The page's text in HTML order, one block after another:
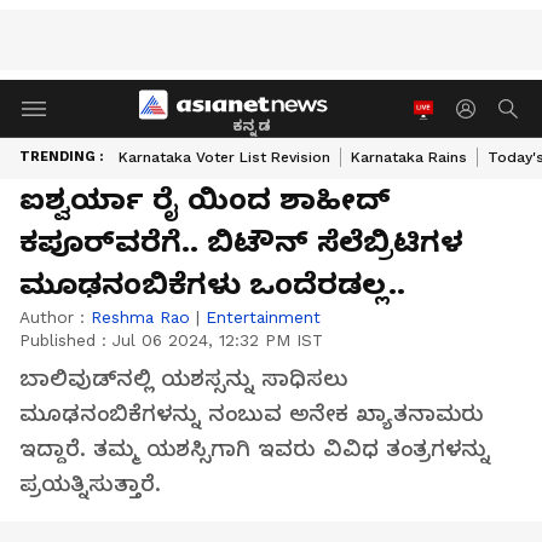
ಕನ್ನಡ
TRENDING : Karnataka Voter List Revision Karnataka Rains
ಐಶ್ವರ್ಯಾ ರೈ ಯಿಂದ ಶಾಹೀದ್
ಕಪೂರ್‌ವರೆಗೆ.. ಬಿಟೌನ್ ಸೆಲೆಬ್ರಿಟಿಗಳ
ಮೂಢನಂಬಿಕೆಗಳು ಒಂದೆರಡಲ್ಲ..
Author : Reshma Rao | Entertainment
Published : Jul 06 2024, 12:32 PM IST
ಬಾಲಿವುಡ್‌ನಲ್ಲಿ ಯಶಸ್ಸನ್ನು ಸಾಧಿಸಲು
ಮೂಢನಂಬಿಕೆಗಳನ್ನು ನಂಬುವ ಅನೇಕ ಖ್ಯಾತನಾಮರು
ಇದ್ದಾರೆ. ತಮ್ಮ ಯಶಸ್ಸಿಗಾಗಿ ಇವರು ವಿವಿಧ ತಂತ್ರಗಳನ್ನು
ಪ್ರಯತ್ನಿಸುತ್ತಾರೆ.